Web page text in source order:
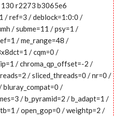
r2273 b3065e6
/ ref=3 / deblock=1:0:0 /
/ subme=11 / psy=1 /
/ me_range=48 /
/ cqm=0 /
/ chroma_qp_offset=-2 /
/ sliced_threads=0 / nr=0 /
bluray_compat=0 /
/ b_pyramid=2 / b_adapt=1 /
/ open_gop=0 / weightp=2 /